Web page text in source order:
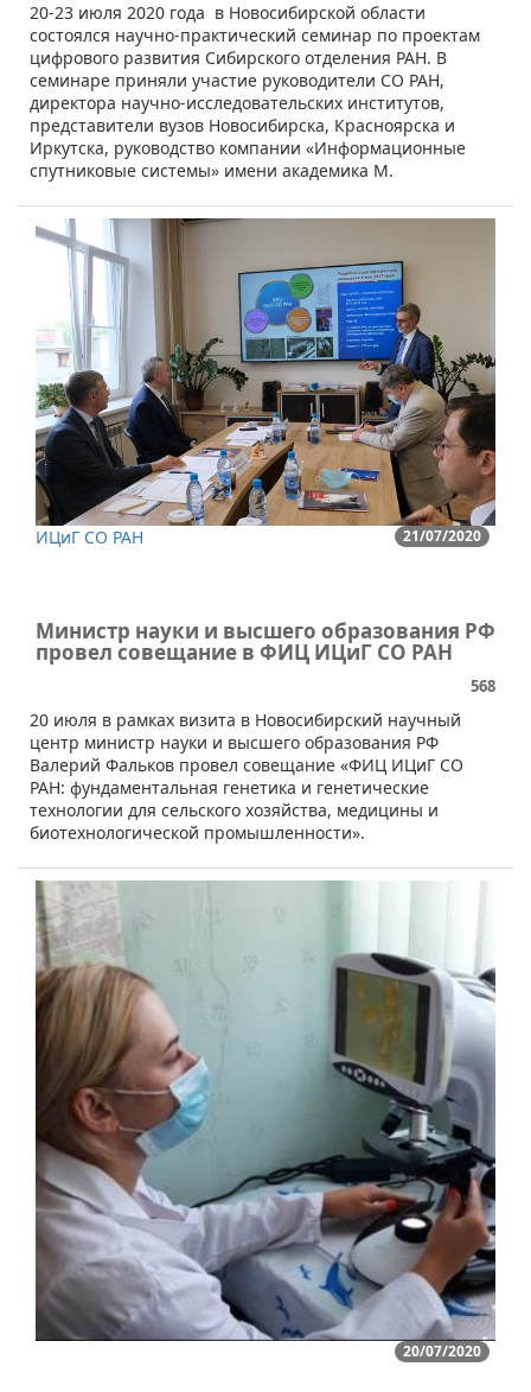
​​20-23 июля 2020 года в Новосибирской области
состоялся научно-практический семинар по проектам
цифрового развития Сибирского отделения РАН. В
семинаре приняли участие руководители СО РАН,
директора научно-исследовательских институтов,
представители вузов Новосибирска, Красноярска и
Иркутска, руководство компании «Информационные
спутниковые системы» имени академика М.
21/07/2020
ИЦиГ СО РАН
Министр науки и высшего образования РФ
провел совещание в ФИЦ ИЦиГ СО РАН
568
​20 июля в рамках визита в Новосибирский научный
центр министр науки и высшего образования РФ
Валерий Фальков провел совещание «ФИЦ ИЦиГ СО
РАН: фундаментальная генетика и генетические
технологии для сельского хозяйства, медицины и
биотехнологической промышленности».
20/07/2020